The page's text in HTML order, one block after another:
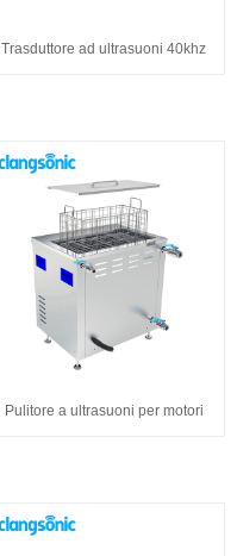
Trasduttore ad ultrasuoni 40khz
Pulitore a ultrasuoni per motori